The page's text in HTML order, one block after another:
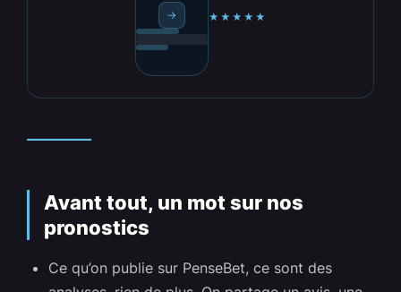
→ ★★★★★
Avant tout, un mot sur nos
pronostics
Ce qu’on publie sur PenseBet, ce sont des